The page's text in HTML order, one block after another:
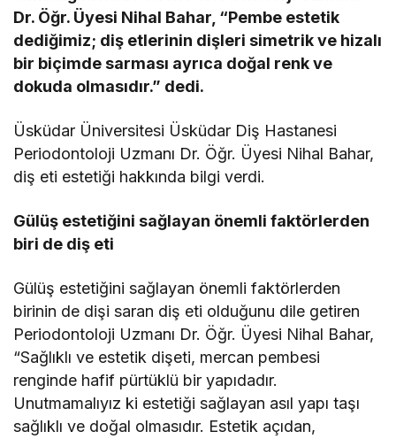
Dr. Öğr. Üyesi Nihal Bahar, “Pembe estetik
dediğimiz; diş etlerinin dişleri simetrik ve hizalı
bir biçimde sarması ayrıca doğal renk ve
dokuda olmasıdır.” dedi.
Üsküdar Üniversitesi Üsküdar Diş Hastanesi
Periodontoloji Uzmanı Dr. Öğr. Üyesi Nihal Bahar,
diş eti estetiği hakkında bilgi verdi.
Gülüş estetiğini sağlayan önemli faktörlerden
biri de diş eti
Gülüş estetiğini sağlayan önemli faktörlerden
birinin de dişi saran diş eti olduğunu dile getiren
Periodontoloji Uzmanı Dr. Öğr. Üyesi Nihal Bahar,
“Sağlıklı ve estetik dişeti, mercan pembesi
renginde hafif pürtüklü bir yapıdadır.
Unutmamalıyız ki estetiği sağlayan asıl yapı taşı
sağlıklı ve doğal olmasıdır. Estetik açıdan,